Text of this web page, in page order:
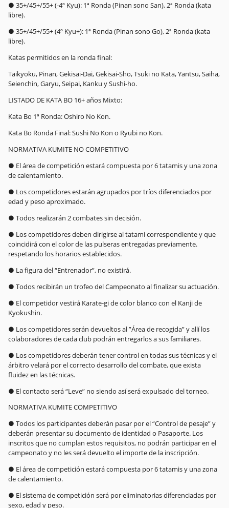
● 35+/45+/55+ (-4º Kyu): 1ª Ronda (Pinan sono San), 2ª Ronda (kata
libre).
● 35+/45+/55+ (4º Kyu+): 1ª Ronda (Pinan sono Go), 2ª Ronda (kata
libre).
Katas permitidos en la ronda final:
Taikyoku, Pinan, Gekisai-Dai, Gekisai-Sho, Tsuki no Kata, Yantsu, Saiha,
Seienchin, Garyu, Seipai, Kanku y Sushi-ho.
LISTADO DE KATA BO 16+ años Mixto:
Kata Bo 1ª Ronda: Oshiro No Kon.
Kata Bo Ronda Final: Sushi No Kon o Ryubi no Kon.
NORMATIVA KUMITE NO COMPETITIVO
● El área de competición estará compuesta por 6 tatamis y una zona
de calentamiento.
● Los competidores estarán agrupados por tríos diferenciados por
edad y peso aproximado.
● Todos realizarán 2 combates sin decisión.
● Los competidores deben dirigirse al tatami correspondiente y que
coincidirá con el color de las pulseras entregadas previamente.
respetando los horarios establecidos.
● La figura del “Entrenador”, no existirá.
● Todos recibirán un trofeo del Campeonato al finalizar su actuación.
● El competidor vestirá Karate-gi de color blanco con el Kanji de
Kyokushin.
● Los competidores serán devueltos al ”Área de recogida” y allí los
colaboradores de cada club podrán entregarlos a sus familiares.
● Los competidores deberán tener control en todas sus técnicas y el
árbitro velará por el correcto desarrollo del combate, que exista
fluidez en las técnicas.
● El contacto será “Leve” no siendo así será expulsado del torneo.
NORMATIVA KUMITE COMPETITIVO
● Todos los participantes deberán pasar por el “Control de pesaje” y
deberán presentar su documento de identidad o Pasaporte. Los
inscritos que no cumplan estos requisitos, no podrán participar en el
campeonato y no les será devuelto el importe de la inscripción.
● El área de competición estará compuesta por 6 tatamis y una zona
de calentamiento.
● El sistema de competición será por eliminatorias diferenciadas por
sexo, edad y peso.